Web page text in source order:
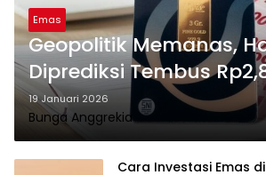
Emas
Geopolitik Memanas,
Diprediksi Tembus
Minggu Depan
19 Januari 2026
Bunga Anggrekia
Cara Investasi Emas